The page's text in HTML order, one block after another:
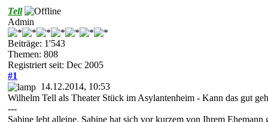
Tell
Admin
Beiträge: 1'543
Themen: 808
Registriert seit: Dec 2005
#1
14.12.2014, 10:53
Wilhelm Tell als Theater Stück im Asylantenheim - Kann das gut
---
Sabine lebt alleine. Sabine hat sich vor kurzem von Ihrem Ehemann